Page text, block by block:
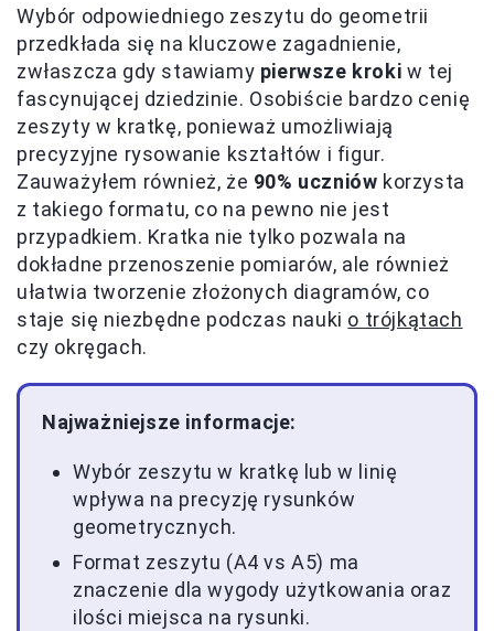
Wybór odpowiedniego zeszytu do geometrii
przedkłada się na kluczowe zagadnienie,
zwłaszcza gdy stawiamy pierwsze kroki w tej
fascynującej dziedzinie. Osobiście bardzo cenię
zeszyty w kratkę, ponieważ umożliwiają
precyzyjne rysowanie kształtów i figur.
Zauważyłem również, że 90% uczniów korzysta
z takiego formatu, co na pewno nie jest
przypadkiem. Kratka nie tylko pozwala na
dokładne przenoszenie pomiarów, ale również
ułatwia tworzenie złożonych diagramów, co
staje się niezbędne podczas nauki o trójkątach
czy okręgach.
Najważniejsze informacje:
Wybór zeszytu w kratkę lub w linię
wpływa na precyzję rysunków
geometrycznych.
Format zeszytu (A4 vs A5) ma
znaczenie dla wygody użytkowania oraz
ilości miejsca na rysunki.